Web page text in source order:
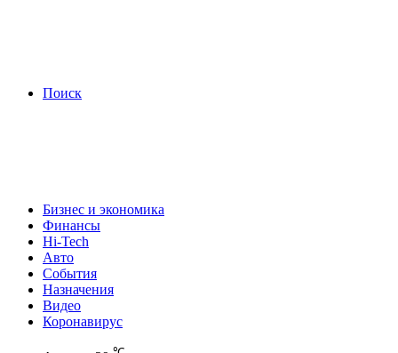
Поиск
Бизнес и экономика
Финансы
Hi-Tech
Авто
События
Назначения
Видео
Коронавирус